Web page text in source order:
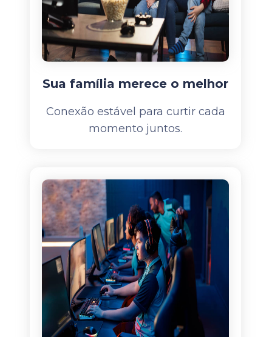
Sua família merece o melhor
Conexão estável para curtir cada
momento juntos.